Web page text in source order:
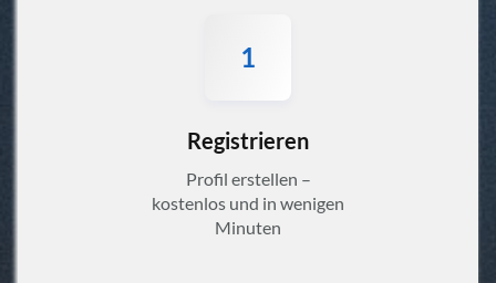
1
Registrieren
Profil erstellen –
kostenlos und in wenigen
Minuten